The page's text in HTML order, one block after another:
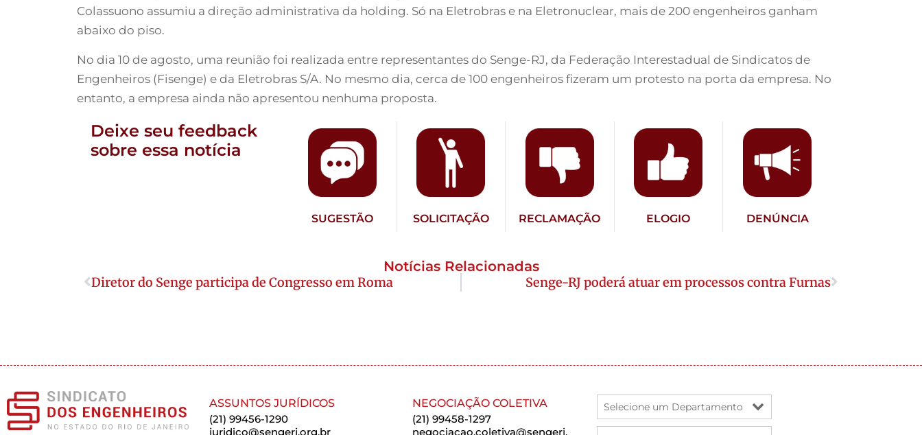
Colassuono assumiu a direção administrativa da holding. Só na Eletrobras e na Eletronuclear, mais de 200 engenheiros ganham
abaixo do piso.
No dia 10 de agosto, uma reunião foi realizada entre representantes do Senge-RJ, da Federação Interestadual de Sindicatos de
Engenheiros (Fisenge) e da Eletrobras S/A. No mesmo dia, cerca de 100 engenheiros fizeram um protesto na porta da empresa. No
entanto, a empresa ainda não apresentou nenhuma proposta.
Deixe seu feedback
sobre essa notícia
SUGESTÃO SOLICITAÇÃO RECLAMAÇÃO ELOGIO DENÚNCIA
Notícias Relacionadas
Diretor do Senge participa de Congresso em Roma Senge-RJ poderá atuar em processos contra Furnas
ASSUNTOS JURÍDICOS
(21) 99456-1290
juridico@sengerj.org.br
NEGOCIAÇÃO COLETIVA
(21) 99458-1297
negociacao.coletiva@sengerj.